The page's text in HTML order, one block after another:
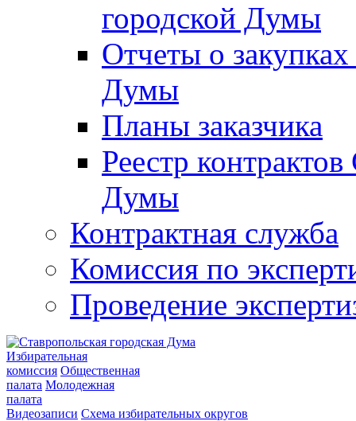
городской Думы
Отчеты о
Думы
Планы заказчика
Реестр
Думы
Контрактная служба
Комиссия по
Проведение
Избирательная
комиссия Общественная
палата Молодежная
палата
Видеозаписи Схема избирательных округов